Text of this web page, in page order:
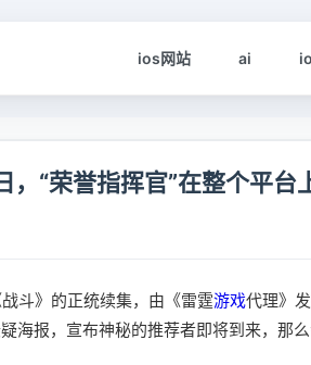
ios网站 ai
“荣誉指挥官”在整个平台
斗》的正统续集，由《雷霆游戏代理》
海报，宣布神秘的推荐者即将到来，那么